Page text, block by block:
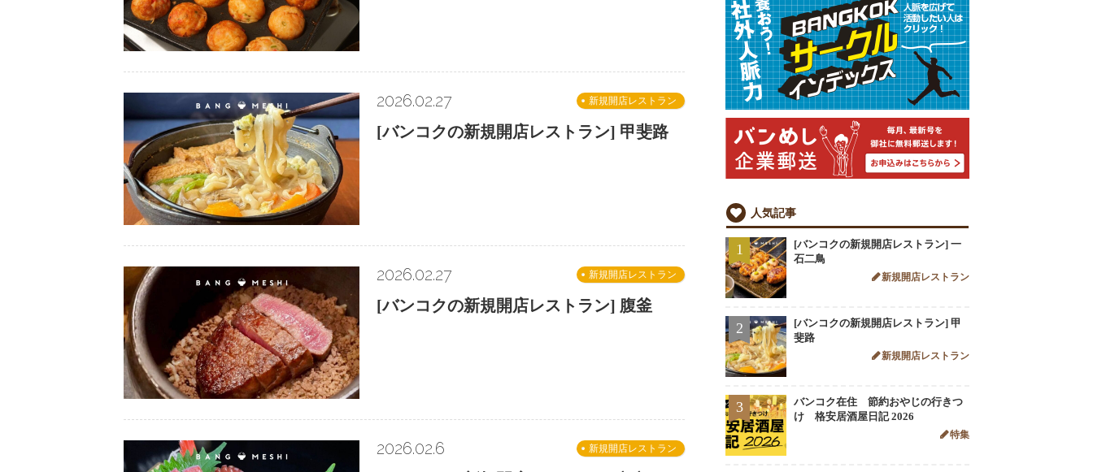
新規開店レストラン
2026.02.27
[バンコクの新規開店レストラン] 甲斐路
新規開店レストラン
2026.02.27
[バンコクの新規開店レストラン] 腹釜
新規開店レストラン
2026.02.6
人気記事
1
[バンコクの新規開店レストラン] 一
石二鳥
新規開店レストラン
2
[バンコクの新規開店レストラン] 甲
斐路
新規開店レストラン
3
バンコク在住 節約おやじの行きつ
け 格安居酒屋日記 2026
特集